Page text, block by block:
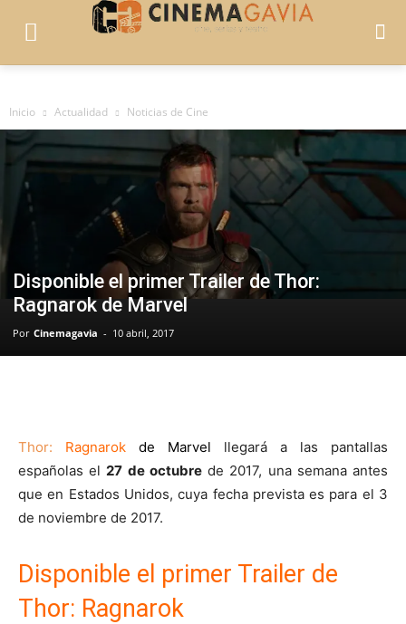
Inicio Actualidad Noticias de Cine
Disponible el primer Trailer de Thor:
Ragnarok de Marvel
Por Cinemagavia - 10 abril, 2017
Thor: Ragnarok de Marvel llegará a las pantallas
españolas el 27 de octubrede 2017, una semana antes
que en Estados Unidos, cuya fecha prevista es para el 3
de noviembre de 2017.
Disponible el primer Trailer de
Thor: Ragnarok